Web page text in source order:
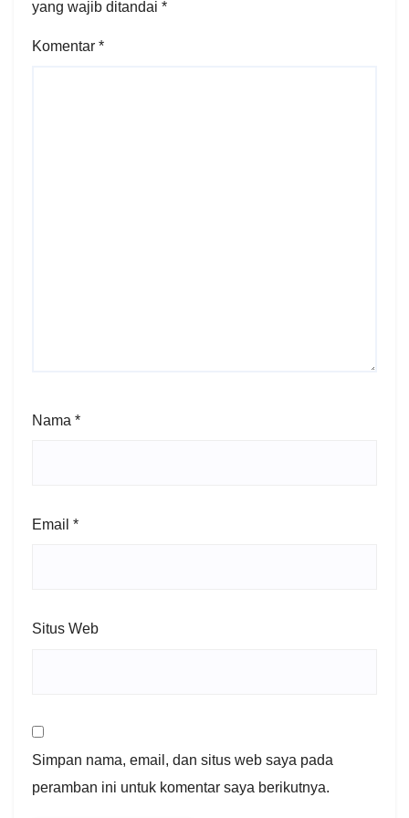
yang wajib ditandai *
Komentar *
Nama *
Email *
Situs Web
Simpan nama, email, dan situs web saya pada
peramban ini untuk komentar saya berikutnya.